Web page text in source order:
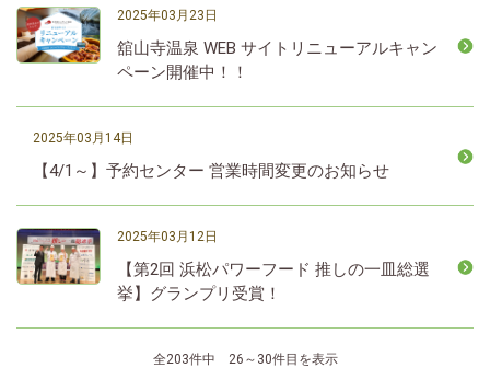
2025年03月23日
舘山寺温泉 WEB サイトリニューアルキャン
ペーン開催中！！
2025年03月14日
【4/1～】予約センター 営業時間変更のお知らせ
2025年03月12日
【第2回 浜松パワーフード 推しの一皿総選
挙】グランプリ受賞！
全203件中 26～30件目を表示